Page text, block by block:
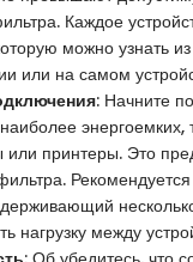
Каждое
можно узнать из
или на самом
: Начните
энергоемких,
принтеры. Это
нагрузку между